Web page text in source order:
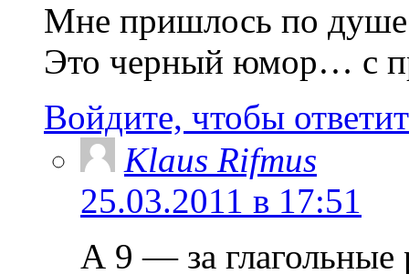
Мне пришлось по
Это черный юмор… с
Войдите, чтобы
Klaus Rifmus
25.03.2011 в 17:51
А 9 — за